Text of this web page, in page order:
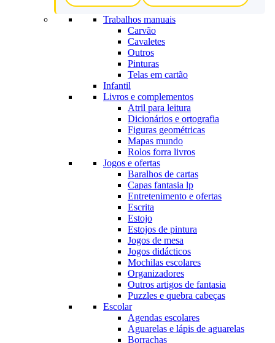
Trabalhos manuais
Carvão
Cavaletes
Outros
Pinturas
Telas em cartão
Infantil
Livros e complementos
Atril para leitura
Dicionários e ortografia
Figuras geométricas
Mapas mundo
Rolos forra livros
Jogos e ofertas
Baralhos de cartas
Capas fantasia lp
Entretenimento e ofertas
Escrita
Estojo
Estojos de pintura
Jogos de mesa
Jogos didácticos
Mochilas escolares
Organizadores
Outros artigos de fantasia
Puzzles e quebra cabeças
Escolar
Agendas escolares
Aguarelas e lápis de aguarelas
Borrachas